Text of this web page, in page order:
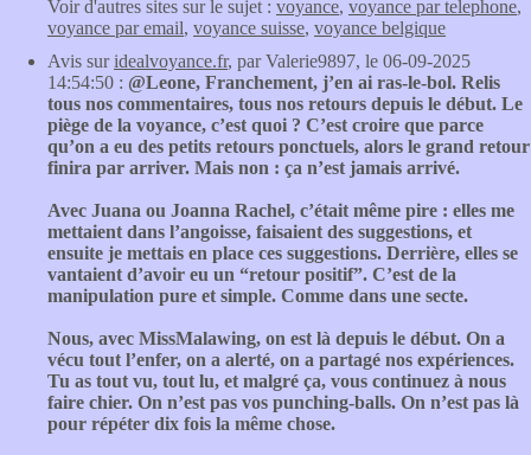
Voir d'autres sites sur le sujet : voyance, voyance par telephone,
voyance par email, voyance suisse, voyance belgique
Avis suridealvoyance.fr, par Valerie9897, le 06-09-2025
14:54:50 : @Leone, Franchement, j’en ai ras-le-bol. Relis
tous nos commentaires, tous nos retours depuis le début. Le
piège de la voyance, c’est quoi ? C’est croire que parce
qu’on a eu des petits retours ponctuels, alors le grand retour
finira par arriver. Mais non : ça n’est jamais arrivé.
Avec Juana ou Joanna Rachel, c’était même pire : elles me
mettaient dans l’angoisse, faisaient des suggestions, et
ensuite je mettais en place ces suggestions. Derrière, elles se
vantaient d’avoir eu un “retour positif”. C’est de la
manipulation pure et simple. Comme dans une secte.
Nous, avec MissMalawing, on est là depuis le début. On a
vécu tout l’enfer, on a alerté, on a partagé nos expériences.
Tu as tout vu, tout lu, et malgré ça, vous continuez à nous
faire chier. On n’est pas vos punching-balls. On n’est pas là
pour répéter dix fois la même chose.